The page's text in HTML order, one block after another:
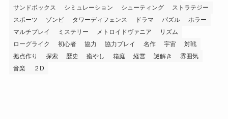
サンドボックス
シミュレーション シューティング
ストラテジー
スポーツ
ゾンビ タワーディフェンス ドラマ パズル
ホラー
マルチプレイ
ミステリー メトロイドヴァニア
リズム
ローグライク
初心者 協力 協力プレイ 名作 宇宙
対戦
拠点作り
探索 歴史 癒やし 箱庭 経営 謎解き
雰囲気
音楽
２D